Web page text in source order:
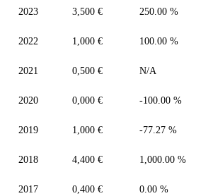
2023 3,500 € 250.00 %
2022 1,000 € 100.00 %
2021 0,500 € N/A
2020 0,000 € -100.00 %
2019 1,000 € -77.27 %
2018 4,400 € 1,000.00 %
2017 0,400 € 0.00 %